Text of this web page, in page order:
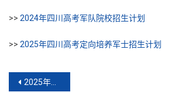
>> 2024年四川高考军队院校招生计划
>> 2025年四川高考定向培养军士招生计划
文2025年四川高考铁路就业帮扶专项计划